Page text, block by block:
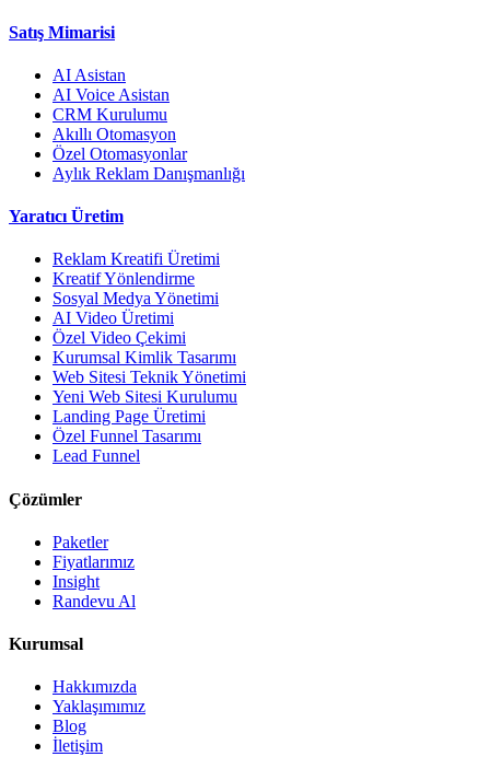
Satış Mimarisi
AI Asistan
AI Voice Asistan
CRM Kurulumu
Akıllı Otomasyon
Özel Otomasyonlar
Aylık Reklam Danışmanlığı
Yaratıcı Üretim
Reklam Kreatifi Üretimi
Kreatif Yönlendirme
Sosyal Medya Yönetimi
AI Video Üretimi
Özel Video Çekimi
Kurumsal Kimlik Tasarımı
Web Sitesi Teknik Yönetimi
Yeni Web Sitesi Kurulumu
Landing Page Üretimi
Özel Funnel Tasarımı
Lead Funnel
Çözümler
Paketler
Fiyatlarımız
Insight
Randevu Al
Kurumsal
Hakkımızda
Yaklaşımımız
Blog
İletişim